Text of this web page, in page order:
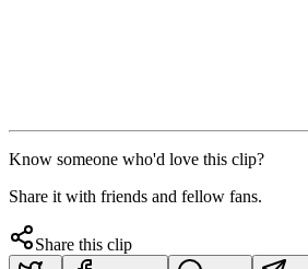
Know someone who'd love this clip?
Share it with friends and fellow fans.
Share this clip